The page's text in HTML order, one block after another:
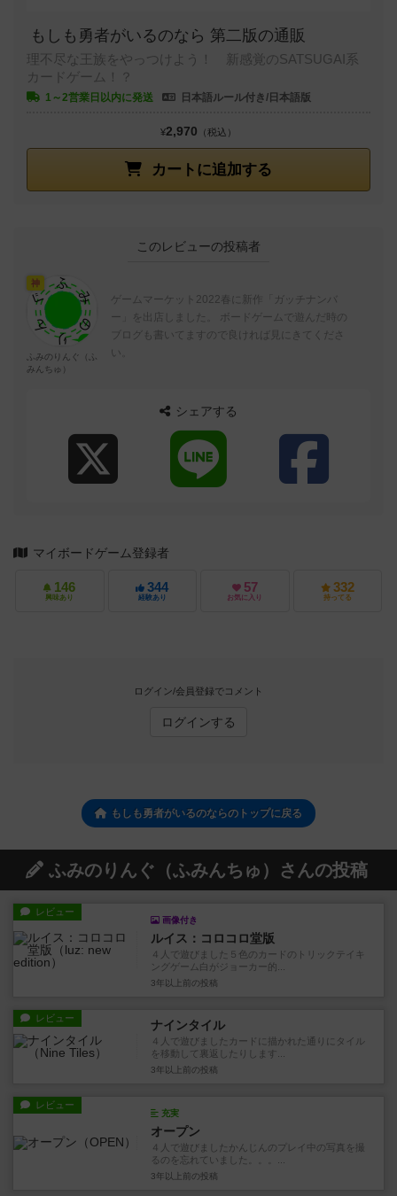
もしも勇者がいるのなら 第二版の通販
理不尽な王族をやっつけよう！ 新感覚のSATSUGAI系
カードゲーム！？
1～2営業日以内に発送 日本語ルール付き/日本語版
カートに追加する
¥2,970 （税込）
このレビューの投稿者
神
ふみのりんぐ（ふ
みんちゅ）
ゲームマーケット2022春に新作「ガッチナンバ
ー」を出店しました。 ボードゲームで遊んだ時の
ブログも書いてますので良ければ見にきてくださ
い。
シェアする
マイボードゲーム登録者
146
興味あり
344
経験あり
57
お気に入り
332
持ってる
ログイン/会員登録でコメント
ログインする
もしも勇者がいるのならのトップに戻る
ふみのりんぐ（ふみんちゅ）さんの投稿
レビュー
画像付き
ルイス：コロコロ堂版
４人で遊びました５色のカードのトリックテイキ
ングゲーム白がジョーカー的...
3年以上前 の投稿
レビュー ナインタイル
４人で遊びましたカードに描かれた通りにタイル
を移動して裏返したりします...
3年以上前 の投稿
レビュー
充実
オープン
４人で遊びましたかんじんのプレイ中の写真を撮
るのを忘れていました。。。...
3年以上前 の投稿